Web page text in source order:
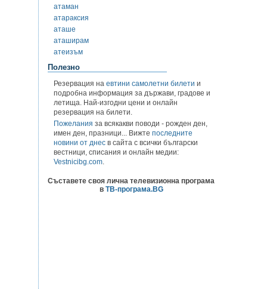
атаман
атараксия
аташе
аташирам
атеизъм
Полезно
Резервация на евтини самолетни билети и
подробна информация за държави, градове и
летища. Най-изгодни цени и онлайн
резервация на билети.
Пожелания за всякакви поводи - рожден ден,
имен ден, празници... Вижте последните
новини от днес в сайта с всички български
вестници, списания и онлайн медии:
Vestnicibg.com.
Съставете своя лична телевизионна програма
в ТВ-програма.BG